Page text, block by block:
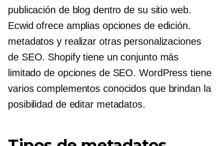
publicación de blog dentro de su sitio web.
Ecwid ofrece amplias opciones de edición.
metadatos y realizar otras personalizaciones
de SEO. Shopify tiene un conjunto más
limitado de opciones de SEO. WordPress tiene
varios complementos conocidos que brindan la
posibilidad de editar metadatos.